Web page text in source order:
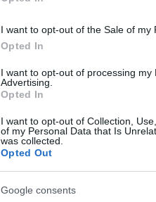
I want to opt-out of the Sale of my
Opted In
I want to opt-out of processing my
Advertising.
Opted In
I want to opt-out of Collection,
of my Personal Data that Is
was collected.
Opted Out
Google consents